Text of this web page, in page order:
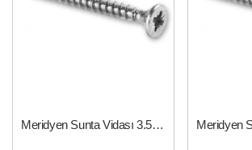
Meridyen Sunta Vidası 3.5x18 mm